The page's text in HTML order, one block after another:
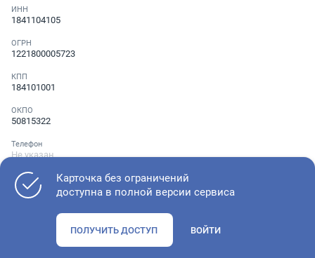
ИНН
1841104105
ОГРН
1221800005723
КПП
184101001
ОКПО
50815322
Телефон
Не указан
Проверьте учредительные документы, адрес регистрации и
Карточка без ограничений
доступна в полной версии сервиса
ПОЛУЧИТЬ ДОСТУП ВОЙТИ